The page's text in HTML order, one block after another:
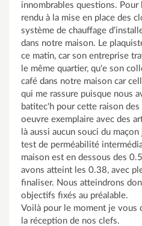
innombrables questions.
rendu à la mise en place des
système de chauffage
dans notre maison. Le
ce matin, car son entreprise
le même quartier, qu'e son
café dans notre maison car
qui me rassure puisque nous
batitec'h pour cette raison
oeuvre exemplaire avec des
là aussi aucun souci du
test de perméabilité
maison est en dessous des
avons atteint les 0.38, avec
finaliser. Nous atteindrons
objectifs fixés au préalable.
Voilà pour le moment je vous
la réception de nos clefs.